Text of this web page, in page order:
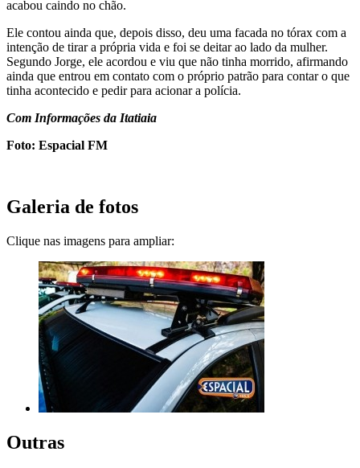
acabou caindo no chão.
Ele contou ainda que, depois disso, deu uma facada no tórax com a
intenção de tirar a própria vida e foi se deitar ao lado da mulher.
Segundo Jorge, ele acordou e viu que não tinha morrido, afirmando
ainda que entrou em contato com o próprio patrão para contar o que
tinha acontecido e pedir para acionar a polícia.
Com Informações da Itatiaia
Foto: Espacial FM
Galeria de fotos
Clique nas imagens para ampliar:
Outras